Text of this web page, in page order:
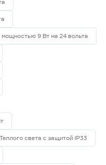
9 Вт на 24 вольта
Теплого света с защитой IP33